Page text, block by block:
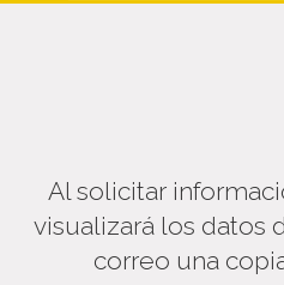
Al solicitar
visualizará los datos
correo una